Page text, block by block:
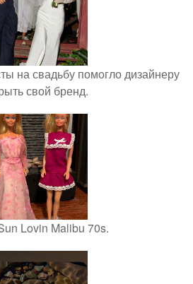
на свадьбу помогло дизайнеру
свой бренд.
Lovin Malibu 70s.